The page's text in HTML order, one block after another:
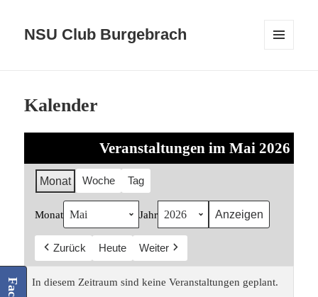
NSU Club Burgebrach
Kalender
Veranstaltungen im Mai 2026
Monat Woche Tag
Monat Jahr
Zurück Heute Weiter
In diesem Zeitraum sind keine Veranstaltungen geplant.